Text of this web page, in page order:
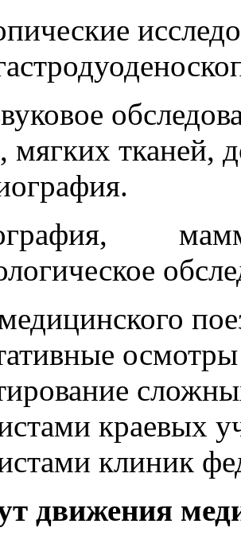
мягких тканей,
краевых
клиник
движения